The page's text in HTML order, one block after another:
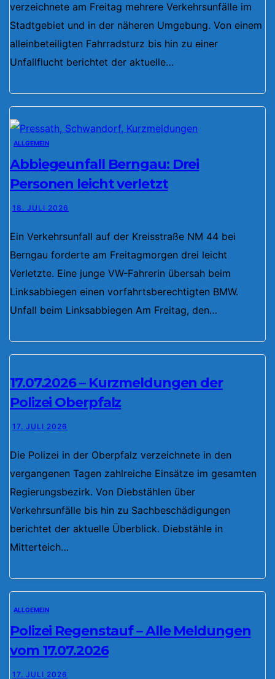
verzeichnete am Freitag mehrere Verkehrsunfälle im
Stadtgebiet und in der näheren Umgebung. Von einem
alleinbeteiligten Fahrradsturz bis hin zu einer
Unfallflucht berichtet der aktuelle…
ALLGEMEIN
Abbiegeunfall Berngau: Drei
Personen leicht verletzt
18. JULI 2026
Ein Verkehrsunfall auf der Kreisstraße NM 44 bei
Berngau forderte am Freitagmorgen drei leicht
Verletzte. Eine junge VW-Fahrerin übersah beim
Linksabbiegen einen vorfahrtsberechtigten BMW.
Unfall beim Linksabbiegen Am Freitag, den…
17.07.2026 – Kurzmeldungen der
Polizei Oberpfalz
17. JULI 2026
Die Polizei in der Oberpfalz verzeichnete in den
vergangenen Tagen zahlreiche Einsätze im gesamten
Regierungsbezirk. Von Diebstählen über
Verkehrsunfälle bis hin zu Sachbeschädigungen
berichtet der aktuelle Überblick. Diebstähle in
Mitterteich…
ALLGEMEIN
Polizei Regenstauf – Alle Meldungen
vom 17.07.2026
17. JULI 2026